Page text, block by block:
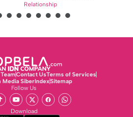
Relationship
Contact UsTerms of Services
Media SiberIndexSitemap
Follow Us
Download